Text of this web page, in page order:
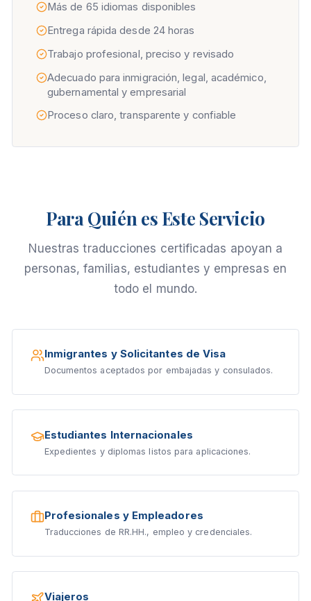
Más de 65 idiomas disponibles
Entrega rápida desde 24 horas
Trabajo profesional, preciso y revisado
Adecuado para inmigración, legal, académico,
gubernamental y empresarial
Proceso claro, transparente y confiable
Para Quién es Este Servicio
Nuestras traducciones certificadas apoyan a
personas, familias, estudiantes y empresas en
todo el mundo.
Inmigrantes y Solicitantes de Visa
Documentos aceptados por embajadas y consulados.
Estudiantes Internacionales
Expedientes y diplomas listos para aplicaciones.
Profesionales y Empleadores
Traducciones de RR.HH., empleo y credenciales.
Viajeros